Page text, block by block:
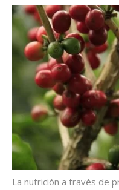
La nutrición a través de